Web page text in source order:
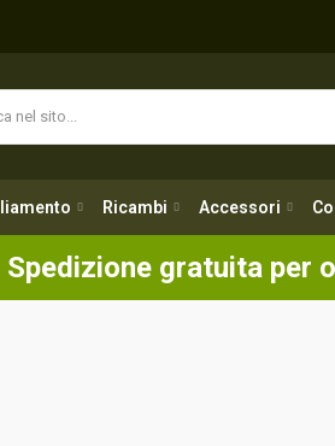
Ricambi Accessori
Spedizione gratuita per